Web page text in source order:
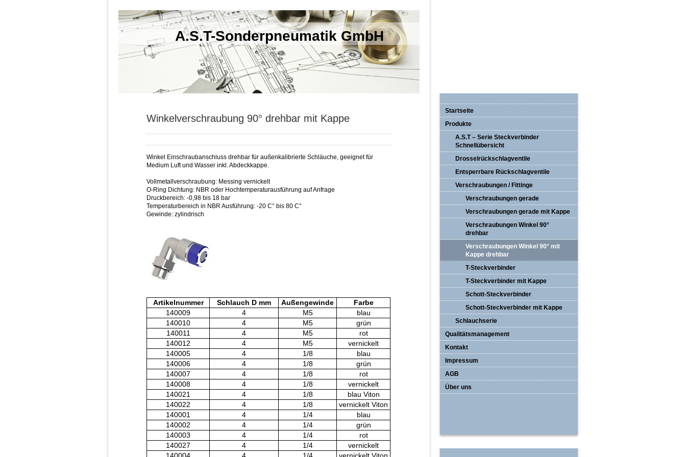
A.S.T-Sonderpneumatik GmbH
Winkelverschraubung 90° drehbar mit Kappe
Winkel Einschraubanschluss drehbar für außenkalibrierte Schläuche, geeignet für
Medium Luft und Wasser inkl. Abdeckkappe.
Vollmetallverschraubung: Messing vernickelt
O-Ring Dichtung: NBR oder Hochtemperaturausführung auf Anfrage
Druckbereich: -0,98 bis 18 bar
Temperaturbereich in NBR Ausführung: -20 C° bis 80 C°
Gewinde: zylindrisch
Artikelnummer Schlauch D mm Außengewinde
Farbe
140009
4 M5
blau
140010
4 M5
grün
140011
4 M5
rot
140012
4 M5
vernickelt
140005
4 1/8
blau
140006
4 1/8
grün
140007
4 1/8
rot
140008
4 1/8
vernickelt
140021
4 1/8
blau Viton
140022
4 1/8
vernickelt Viton
140001
4 1/4
blau
140002
4 1/4
grün
140003
4 1/4
rot
140027
4 1/4
vernickelt
Startseite
Produkte
A.S.T – Serie Steckverbinder
Schnellübersicht
Drosselrückschlagventile
Entsperrbare Rückschlagventile
Verschraubungen / Fittinge
Verschraubungen gerade
Verschraubungen gerade mit Kappe
Verschraubungen Winkel 90°
drehbar
Verschraubungen Winkel 90° mit
Kappe drehbar
T-Steckverbinder
T-Steckverbinder mit Kappe
Schott-Steckverbinder
Schott-Steckverbinder mit Kappe
Schlauchserie
Qualitätsmanagement
Kontakt
Impressum
AGB
Über uns